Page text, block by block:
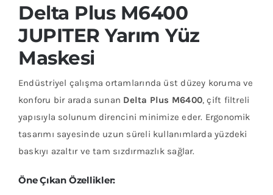
Delta Plus M6400
JUPITER Yarım Yüz
Maskesi
Endüstriyel çalışma ortamlarında üst düzey koruma ve
konforu bir arada sunan Delta Plus M6400, çift filtreli
yapısıyla solunum direncini minimize eder. Ergonomik
tasarımı sayesinde uzun süreli kullanımlarda yüzdeki
baskıyı azaltır ve tam sızdırmazlık sağlar.
Öne Çıkan Özellikler: